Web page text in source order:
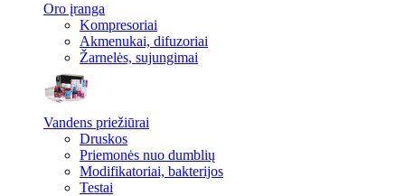
Oro įranga
Kompresoriai
Akmenukai, difuzoriai
Žarnelės, sujungimai
Vandens priežiūrai
Druskos
Priemonės nuo dumblių
Modifikatoriai, bakterijos
Testai